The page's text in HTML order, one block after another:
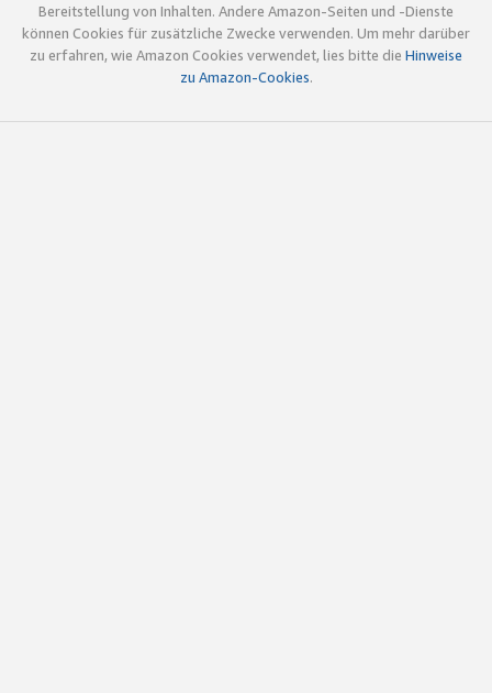
Bereitstellung von Inhalten. Andere Amazon-Seiten und -Dienste
können Cookies für zusätzliche Zwecke verwenden. Um mehr darüber
zu erfahren, wie Amazon Cookies verwendet, lies bitte die Hinweise
zu Amazon-Cookies.